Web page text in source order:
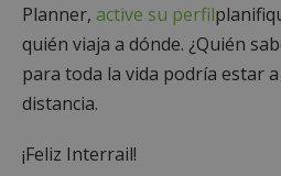
Planner, active su perfil
quién viaja a dónde. ¿Quién
para toda la vida podría estar
distancia.
¡Feliz Interrail!